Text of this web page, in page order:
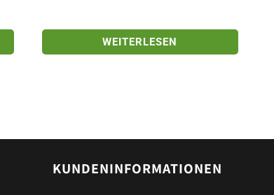
WEITERLESEN
KUNDENINFORMATIONEN